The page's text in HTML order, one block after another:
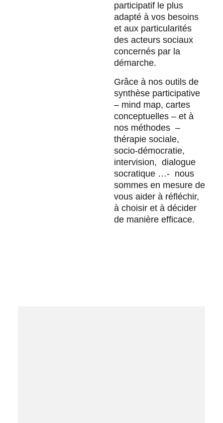
participatif le plus
adapté à vos besoins
et aux particularités
des acteurs sociaux
concernés par la
démarche.
Grâce à nos outils de
synthèse participative
– mind map, cartes
conceptuelles – et à
nos méthodes –
thérapie sociale,
socio-démocratie,
intervision, dialogue
socratique …- nous
sommes en mesure de
vous aider à réfléchir,
à choisir et à décider
de manière efficace.